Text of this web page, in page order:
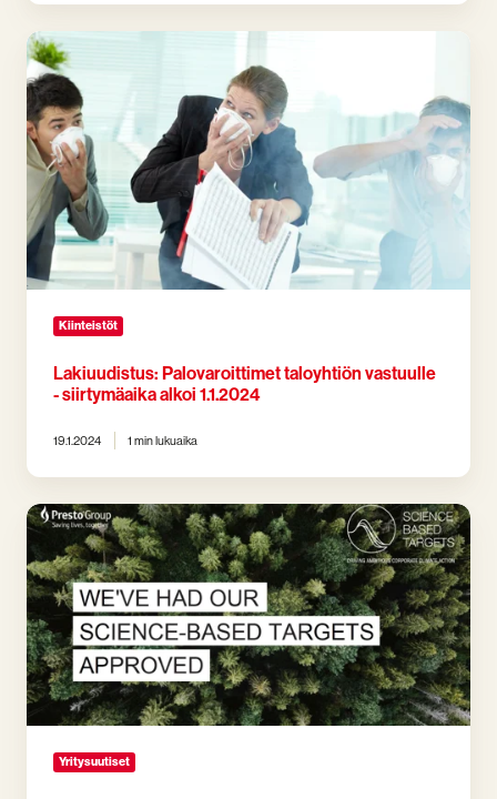
Lakiuudistus:
Palovaroittimet
taloyhtiön
vastuulle
-
siirtymäaika
alkoi
1.1.2024
Kiinteistöt
Lakiuudistus: Palovaroittimet taloyhtiön vastuulle
- siirtymäaika alkoi 1.1.2024
19.1.2024 1 min lukuaika
Presto
ilmastotavoitteet
hyväksytty
–
vastuullisuustyö
etenee
Yritysuutiset